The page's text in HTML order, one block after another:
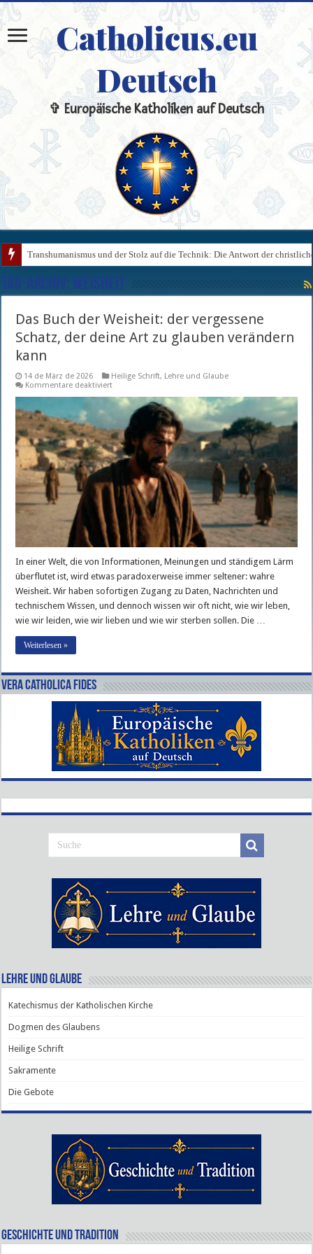
Catholicus.eu
Deutsch
✞ Europäische Katholiken auf Deutsch
Transhumanismus und der Stolz auf die Technik: Die Antwort der
Tag-Archiv: Weisheit
Das Buch der Weisheit: der vergessene
Schatz, der deine Art zu glauben verändern
kann
14 de März de 2026 Heilige Schrift, Lehre und Glaube
Kommentare deaktiviertfür
Buch
Weisheit:
der
vergessene
Schatz,
der
deine
zu
glauben
verändern
kann
In einer Welt, die von Informationen, Meinungen und ständigem Lärm
überflutet ist, wird etwas paradoxerweise immer seltener: wahre
Weisheit. Wir haben sofortigen Zugang zu Daten, Nachrichten und
technischem Wissen, und dennoch wissen wir oft nicht, wie wir leben,
wie wir leiden, wie wir lieben und wie wir sterben sollen. Die …
Weiterlesen »
Vera Catholica Fides
Lehre und Glaube
Katechismus der Katholischen Kirche
Dogmen des Glaubens
Heilige Schrift
Sakramente
Die Gebote
Geschichte und Tradition